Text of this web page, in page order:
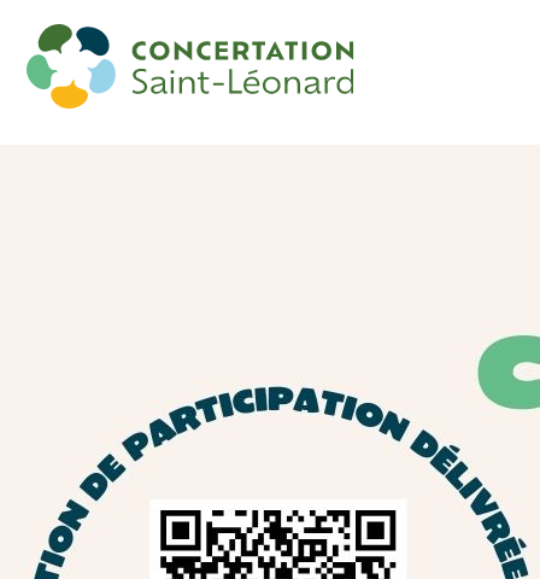
inconscients sur la discrimination » avec la
Commission des Droits de la Personne et
des Droits de la Jeunesse (CDPDJ)